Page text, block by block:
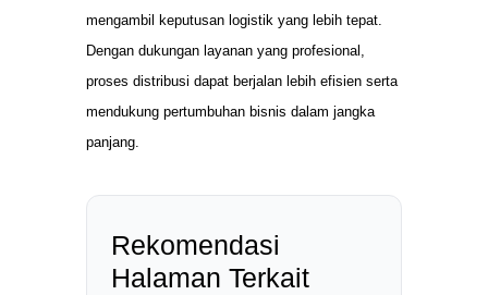
mengambil keputusan logistik yang lebih tepat.
Dengan dukungan layanan yang profesional,
proses distribusi dapat berjalan lebih efisien serta
mendukung pertumbuhan bisnis dalam jangka
panjang.
Rekomendasi
Halaman Terkait